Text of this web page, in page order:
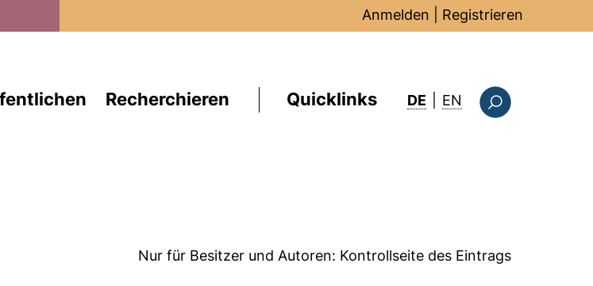
Anmelden Registrieren
Recherchieren Quicklinks DE EN : this page in
Nur für Besitzer und Autoren: Kontrollseite des Eintrags